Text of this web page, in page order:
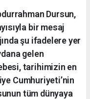
Dursun,
bir mesaj
şu ifadelere yer
gelen
tarihimizin en
Cumhuriyeti’nin
tüm dünyaya